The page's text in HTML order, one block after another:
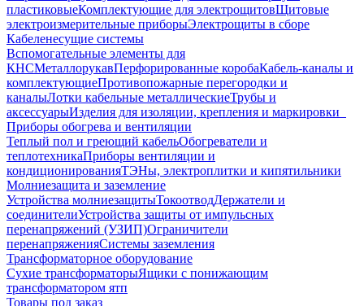
пластиковыеКомплектующие для электрощитовЩитовые
электроизмерительные приборыЭлектрощиты в сборе
Кабеленесущие системы
Вспомогательные элементы для
КНСМеталлорукавПерфорированные коробаКабель-каналы и
комплектующиеПротивопожарные перегородки и
каналыЛотки кабельные металлическиеТрубы и
аксессуарыИзделия для изоляции, крепления и маркировки
Приборы обогрева и вентиляции
Теплый пол и греющий кабельОбогреватели и
теплотехникаПриборы вентиляции и
кондиционированияТЭНы, электроплитки и кипятильники
Молниезащита и заземление
Устройства молниезащитыТокоотводДержатели и
соединителиУстройства защиты от импульсных
перенапряжений (УЗИП)Ограничители
перенапряженияСистемы заземления
Трансформаторное оборудование
Сухие трансформаторыЯщики с понижающим
трансформатором ятп
Товары под заказ